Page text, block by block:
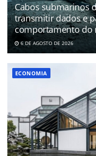
Cabos submarinos
transmitir dados e
comportamento do
6 DE AGOSTO DE 2026
ECONOMIA